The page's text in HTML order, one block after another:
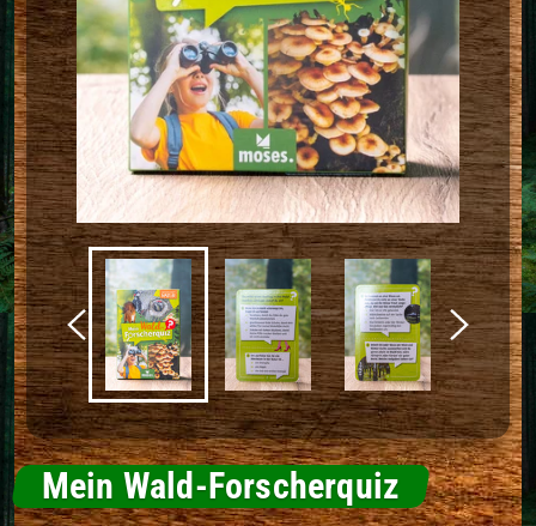
Mein Wald-Forscherquiz